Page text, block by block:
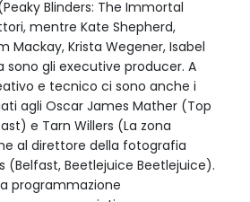
Blinders: The Immortal
mentre Kate Shepherd,
Mackay, Krista Wegener, Isabel
sono gli executive producer. A
e tecnico ci sono anche i
agli Oscar James Mather (Top
e Tarn Willers (La zona
al direttore della fotografia
(Belfast, Beetlejuice Beetlejuice).
programmazione